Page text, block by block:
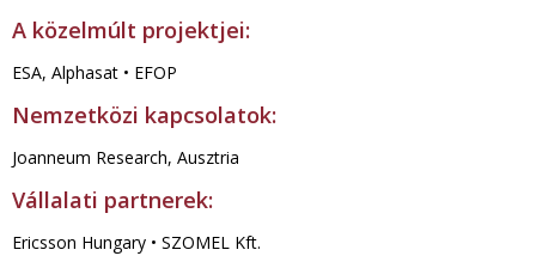
A közelmúlt projektjei:
ESA, Alphasat • EFOP
Nemzetközi kapcsolatok:
Joanneum Research, Ausztria
Vállalati partnerek:
Ericsson Hungary • SZOMEL Kft.